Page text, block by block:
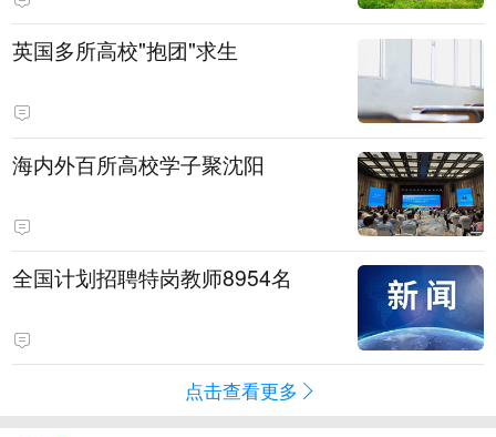
英国多所高校"抱团"求生
海内外百所高校学子聚沈阳
全国计划招聘特岗教师8954名
点击查看更多